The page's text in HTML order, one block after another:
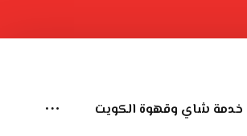
خدمة شاي وقهوة الكويت